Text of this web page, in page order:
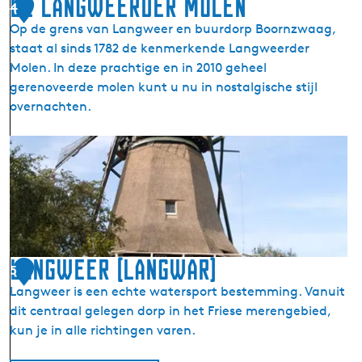
W
o
u
d
f
e
n
e
n
(
W
o
u
d
4
De Langweerder Molen
Op de grens van Langweer en buurdorp Boornzwaag,
staat al sinds 1782 de kenmerkende Langweerder
Molen. In deze prachtige en in 2010 geheel
gerenoveerde molen kunt u nu in nostalgische stijl
overnachten.
D
e
L
a
n
g
w
e
e
r
d
e
5
Langweer (Langwar)
Langweer is een echte watersport bestemming. Vanuit
dit centraal gelegen dorp in het Friese merengebied,
kun je in alle richtingen varen.